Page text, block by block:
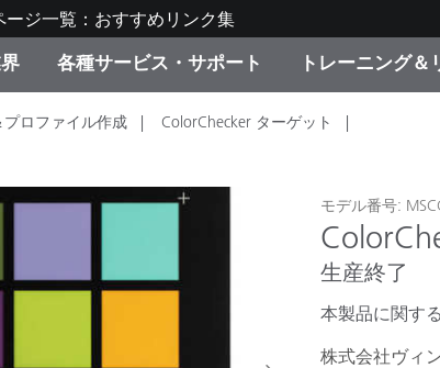
ージ一覧：おすすめリンク集
生産終了製品：アップ
キャンペーン
機材貸出サービス（無
ディスプレイメーカー
消費者向け製品パッケ
各種サービス・サポート
サービス一覧 弊社へのお問い合わせ
トレーニング＆
センター
X-Riteラーニングセンタ
製品リスト（旧製品も
その他のリソース
ロファイル作成
ColorChecker ターゲット
モデル番号:
生産終了
本製品に関す
株式会社ヴィ